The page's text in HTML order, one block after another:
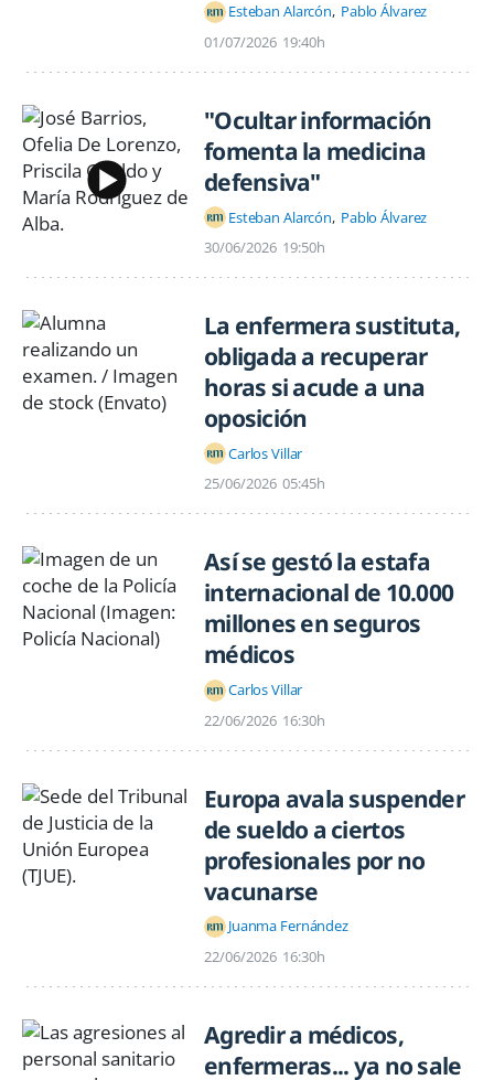
Esteban Alarcón Pablo Álvarez
01/07/2026 19:40h
"Ocultar información
fomenta la medicina
defensiva"
Esteban Alarcón Pablo Álvarez
30/06/2026 19:50h
La enfermera sustituta,
obligada a recuperar
horas si acude a una
oposición
Carlos Villar
25/06/2026 05:45h
Así se gestó la estafa
internacional de 10.000
millones en seguros
médicos
Carlos Villar
22/06/2026 16:30h
Europa avala suspender
de sueldo a ciertos
profesionales por no
vacunarse
Juanma Fernández
22/06/2026 16:30h
Agredir a médicos,
enfermeras... ya no sale